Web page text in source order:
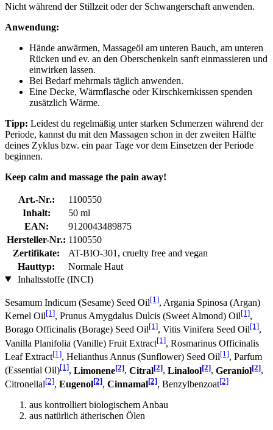
Nicht während der Stillzeit oder der Schwangerschaft anwenden.
Anwendung:
Hände anwärmen, Massageöl am unteren Bauch, am unteren
Rücken und ev. an den Oberschenkeln sanft einmassieren und
einwirken lassen.
Bei Bedarf mehrmals täglich anwenden.
Eine Decke, Wärmflasche oder Kirschkernkissen spenden
zusätzlich Wärme.
Tipp: Leidest du regelmäßig unter starken Schmerzen während der
Periode, kannst du mit den Massagen schon in der zweiten Hälfte
deines Zyklus bzw. ein paar Tage vor dem Einsetzen der Periode
beginnen.
Keep calm and massage the pain away!
Art.-Nr.:
1100550
Inhalt:
50 ml
EAN:
9120043489875
Hersteller-Nr.: 1100550
Zertifikate:
AT-BIO-301, cruelty free and vegan
Hauttyp:
Normale Haut
Inhaltsstoffe (INCI)
Sesamum Indicum (Sesame) Seed Oil[1], Argania Spinosa (Argan)
Kernel Oil[1], Prunus Amygdalus Dulcis (Sweet Almond) Oil[1],
Borago Officinalis (Borage) Seed Oil[1], Vitis Vinifera Seed Oil[1],
Vanilla Planifolia (Vanille) Fruit Extract[1], Rosmarinus Officinalis
Leaf Extract[1], Helianthus Annus (Sunflower) Seed Oil[1], Parfum
(Essential Oil)[1], Limonene[2], Citral[2], Linalool[2], Geraniol[2],
Citronellal[2], Eugenol[2], Cinnamal[2], Benzylbenzoat[2]
aus kontrolliert biologischem Anbau
aus natürlich ätherischen Ölen